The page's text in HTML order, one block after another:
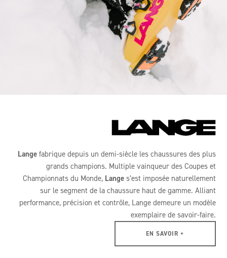
Langefabrique depuis un demi-siècle les chaussures des plus
grands champions. Multiple vainqueur des Coupes et
Championnats du Monde, Langes’est imposée naturellement
sur le segment de la chaussure haut de gamme. Alliant
performance, précision et contrôle, Lange demeure un modèle
exemplaire de savoir-faire.
EN SAVOIR +